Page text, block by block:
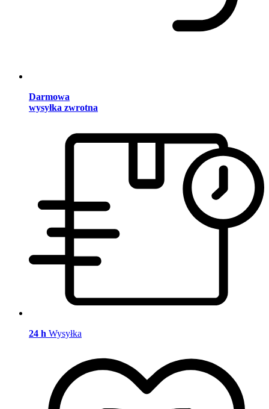
Darmowa
wysyłka zwrotna
24 h Wysyłka